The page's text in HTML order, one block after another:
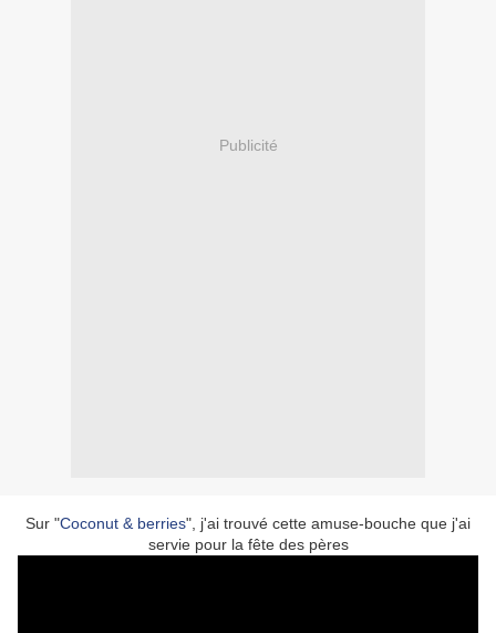
Publicité
Sur "Coconut & berries", j'ai trouvé cette amuse-bouche que j'ai
servie pour la fête des pères